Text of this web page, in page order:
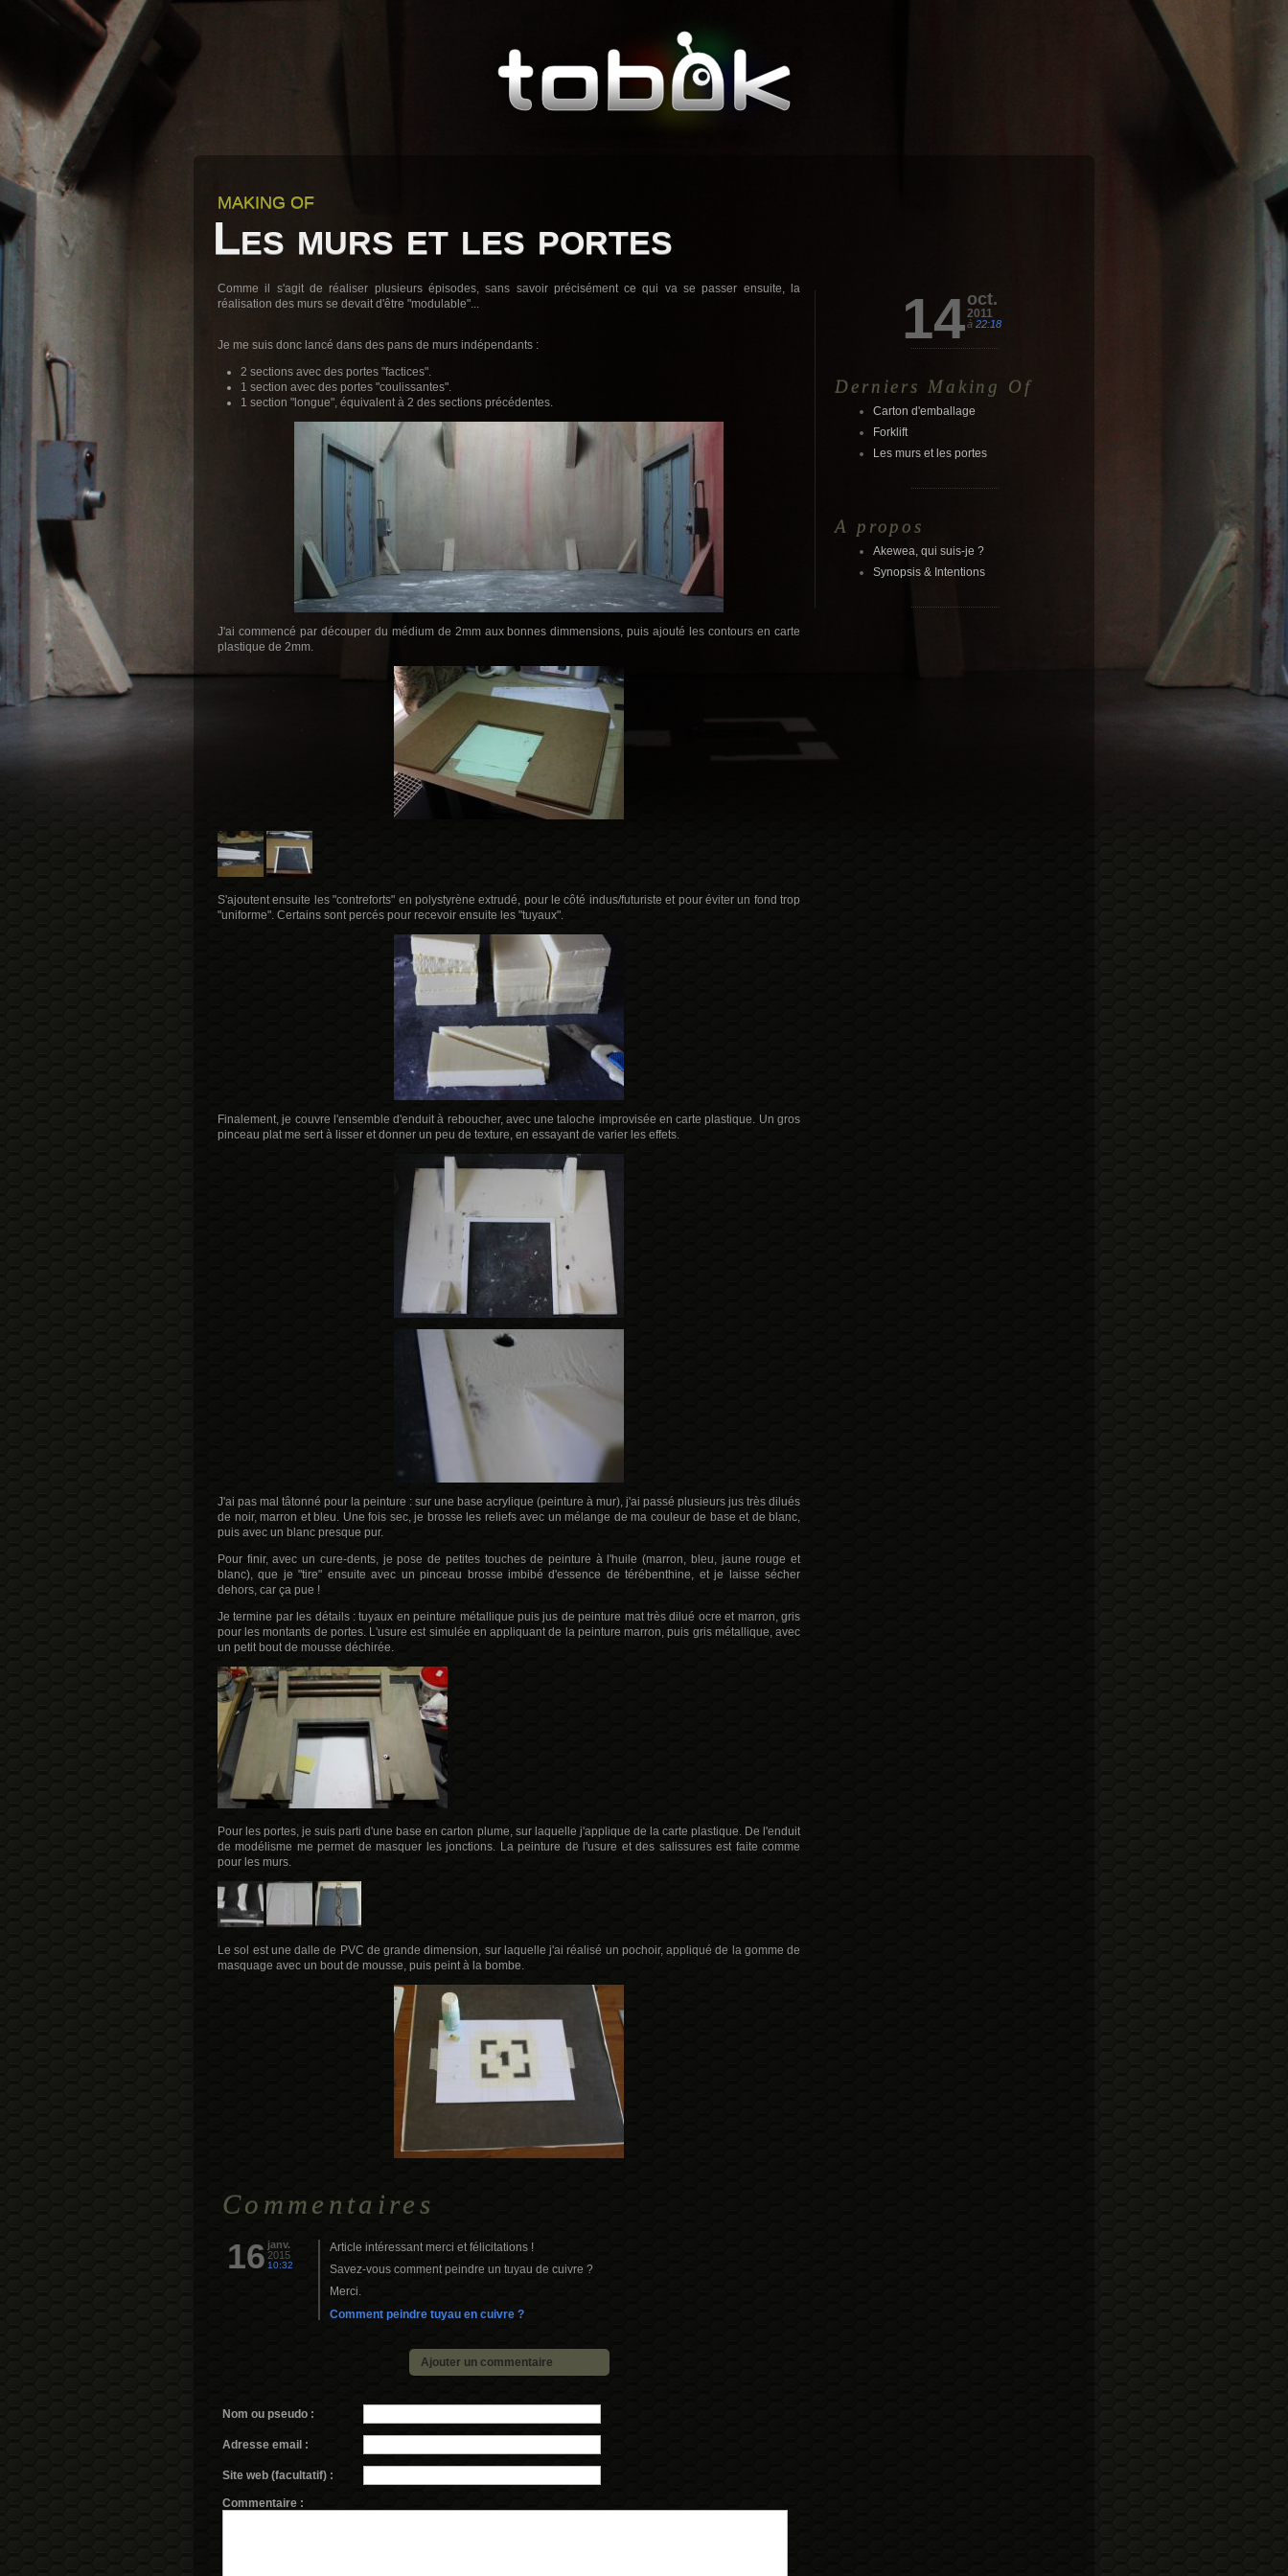
MAKING OF
Les murs et les portes
Comme il s'agit de réaliser plusieurs épisodes, sans savoir précisément ce qui va se passer ensuite, la
réalisation des murs se devait d'être "modulable"...
Je me suis donc lancé dans des pans de murs indépendants :
2 sections avec des portes "factices".
1 section avec des portes "coulissantes".
1 section "longue", équivalent à 2 des sections précédentes.
J'ai commencé par découper du médium de 2mm aux bonnes dimmensions, puis ajouté les contours en carte
plastique de 2mm.
S'ajoutent ensuite les "contreforts" en polystyrène extrudé, pour le côté indus/futuriste et pour éviter un fond trop
"uniforme". Certains sont percés pour recevoir ensuite les "tuyaux".
Finalement, je couvre l'ensemble d'enduit à reboucher, avec une taloche improvisée en carte plastique. Un gros
pinceau plat me sert à lisser et donner un peu de texture, en essayant de varier les effets.
J'ai pas mal tâtonné pour la peinture : sur une base acrylique (peinture à mur), j'ai passé plusieurs jus très dilués
de noir, marron et bleu. Une fois sec, je brosse les reliefs avec un mélange de ma couleur de base et de blanc,
puis avec un blanc presque pur.
Pour finir, avec un cure-dents, je pose de petites touches de peinture à l'huile (marron, bleu, jaune rouge et
blanc), que je "tire" ensuite avec un pinceau brosse imbibé d'essence de térébenthine, et je laisse sécher
dehors, car ça pue !
Je termine par les détails : tuyaux en peinture métallique puis jus de peinture mat très dilué ocre et marron, gris
pour les montants de portes. L'usure est simulée en appliquant de la peinture marron, puis gris métallique, avec
un petit bout de mousse déchirée.
Pour les portes, je suis parti d'une base en carton plume, sur laquelle j'applique de la carte plastique. De l'enduit
de modélisme me permet de masquer les jonctions. La peinture de l'usure et des salissures est faite comme
pour les murs.
Le sol est une dalle de PVC de grande dimension, sur laquelle j'ai réalisé un pochoir, appliqué de la gomme de
masquage avec un bout de mousse, puis peint à la bombe.
Commentaires
16 janv.
2015
10:32
Article intéressant merci et félicitations !
Savez-vous comment peindre un tuyau de cuivre ?
Merci.
Comment peindre tuyau en cuivre ?
Ajouter un commentaire
Nom ou pseudo :
Adresse email :
Site web (facultatif) :
Commentaire :
14oct.
2011
à 22:18
Derniers Making Of
Carton d'emballage
Forklift
Les murs et les portes
A propos
Akewea, qui suis-je ?
Synopsis & Intentions